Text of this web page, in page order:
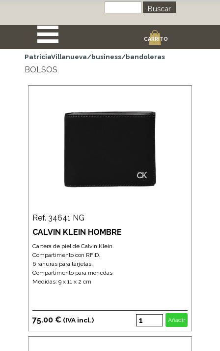
Buscar
CARRITO
PatriciaVillanueva/business/bandoleras
BOLSOS
Ref. 34641 NG
CALVIN KLEIN HOMBRE
Cartera de piel de Calvin Klein.
Compartimento con RFID.
6 ranuras para tarjetas.
Compartimento para monedas
Medidas: 9 x 11 x 2 cm
75.00 € (IVA incl.) Añadir